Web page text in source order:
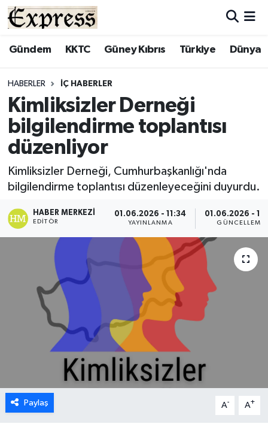
Gündem KKTC Güney Kıbrıs Türkiye Dünya
HABERLER İÇ HABERLER
Kimliksizler Derneği
bilgilendirme toplantısı
düzenliyor
Kimliksizler Derneği, Cumhurbaşkanlığı'nda
bilgilendirme toplantısı düzenleyeceğini duyurdu.
HABER MERKEZI
EDITÖR
01.06.2026 - 11:34
YAYINLANMA
01.06.2026 -
GÜNCELLEME
Paylaş A- A+
ALAYKÖY
BİLİM
ÇATALKÖY
DÜNYA
ESENTEPE
GAZİMAĞUSA
GİRNE
GÜNDEM
GÜNEY KIBRIS
Hava Durumu
Süper Lig Puan Durumu ve Fikstür
Tüm Manşetler
Son Dakika Haberleri